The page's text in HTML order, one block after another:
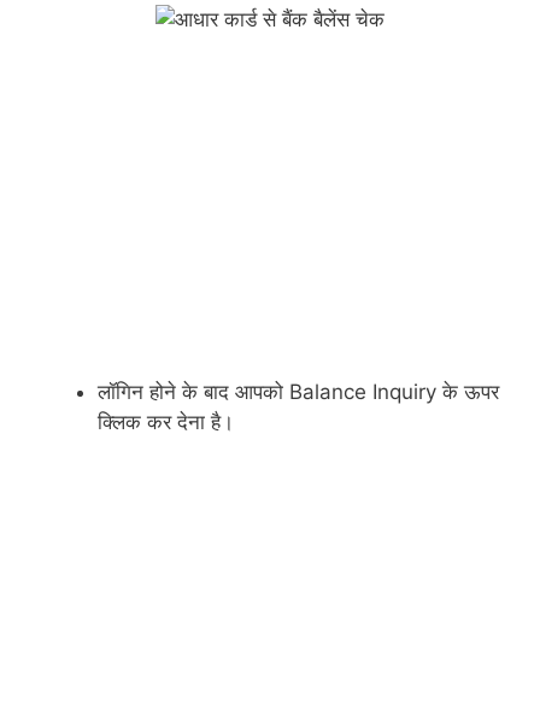
लॉगिन होने के बाद आपको Balance Inquiry के ऊपर
क्लिक कर देना है।